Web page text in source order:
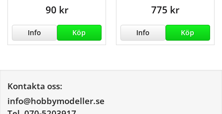
90 kr
Info Köp
775 kr
Info Köp
Kontakta oss:
info@hobbymodeller.se